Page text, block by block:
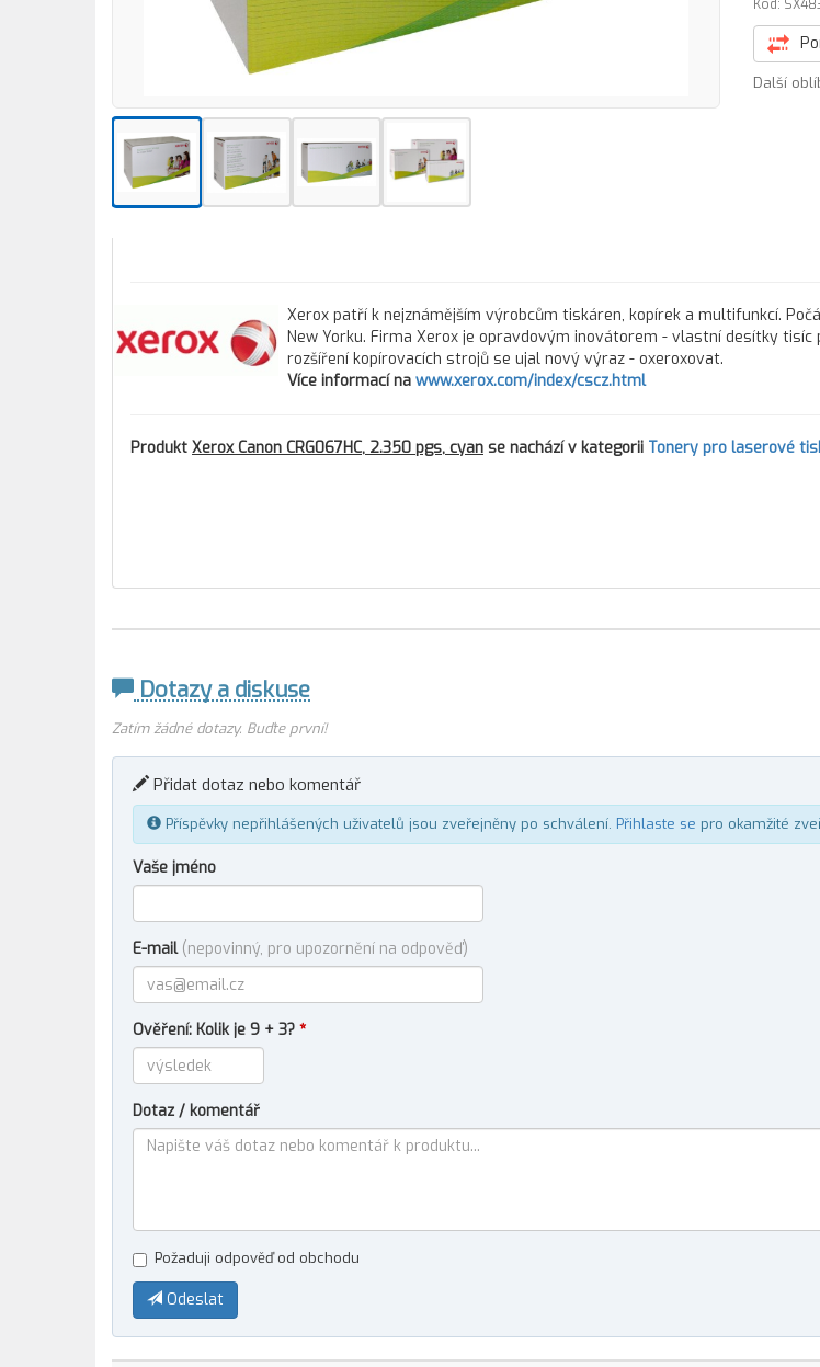
Kód:
Další
Xerox patří k nejznámějším výrobcům tiskáren, kopírek a multifunkcí.
New Yorku. Firma Xerox je opravdovým inovátorem - vlastní desítky tisíc
rozšíření kopírovacích strojů se ujal nový výraz - oxeroxovat.
Více informací na www.xerox.com/index/cscz.html
Produkt Xerox Canon CRG067HC, 2.350 pgs, cyan se nachází v kategorii Tonery pro laserové
Dotazy a diskuse
Zatím žádné dotazy. Buďte první!
Přidat dotaz nebo komentář
Příspěvky nepřihlášených uživatelů jsou zveřejněny po schválení. Přihlaste se pro okamžité
Vaše jméno
E-mail (nepovinný, pro upozornění na odpověď)
Ověření: Kolik je 9 + 3? *
Dotaz / komentář
Požaduji odpověď od obchodu
Odeslat